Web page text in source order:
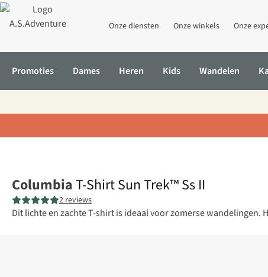
Onze diensten Onze winkels Onze
Promoties Dames Heren Kids Wandelen
ColumbiaT-Shirt Sun Trek™ Ss II
2 reviews
Dit lichte en zachte T-shirt is ideaal voor zomerse